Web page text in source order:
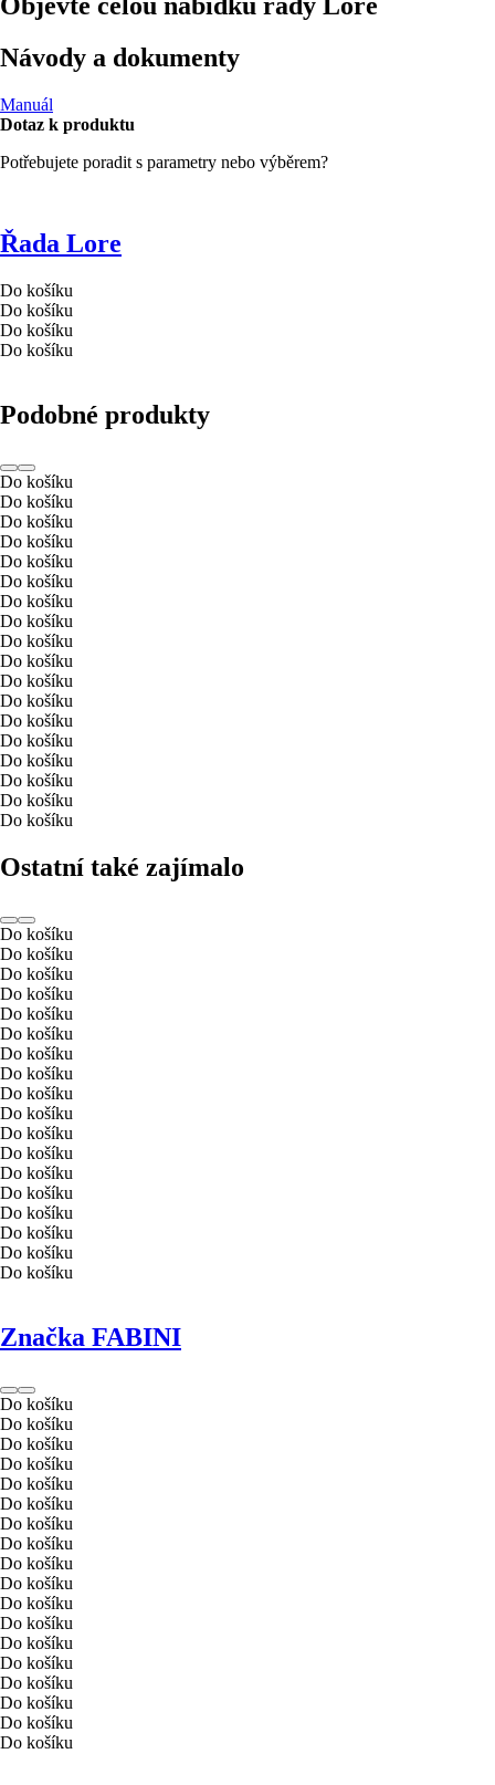
Návody a dokumenty
Manuál
Dotaz k produktu
Potřebujete poradit s parametry nebo výběrem?
Řada Lore
Do košíku
Do košíku
Do košíku
Do košíku
Podobné produkty
Do košíku
Do košíku
Do košíku
Do košíku
Do košíku
Do košíku
Do košíku
Do košíku
Do košíku
Do košíku
Do košíku
Do košíku
Do košíku
Do košíku
Do košíku
Do košíku
Do košíku
Do košíku
Ostatní také zajímalo
Do košíku
Do košíku
Do košíku
Do košíku
Do košíku
Do košíku
Do košíku
Do košíku
Do košíku
Do košíku
Do košíku
Do košíku
Do košíku
Do košíku
Do košíku
Do košíku
Do košíku
Do košíku
Značka FABINI
Do košíku
Do košíku
Do košíku
Do košíku
Do košíku
Do košíku
Do košíku
Do košíku
Do košíku
Do košíku
Do košíku
Do košíku
Do košíku
Do košíku
Do košíku
Do košíku
Do košíku
Do košíku